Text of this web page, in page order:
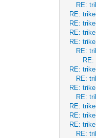
RE:
RE:
RE:
RE:
RE:
RE:
RE:
RE:
RE:
RE:
RE:
RE:
RE:
RE:
RE: